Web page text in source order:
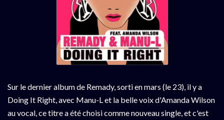
Sur le dernier album de Remady, sorti en mars (le 23), il y a
Doing It Right, avec Manu-L et la belle voix d'Amanda Wilson
au vocal, ce titre a été choisi comme nouveau single, et c'est